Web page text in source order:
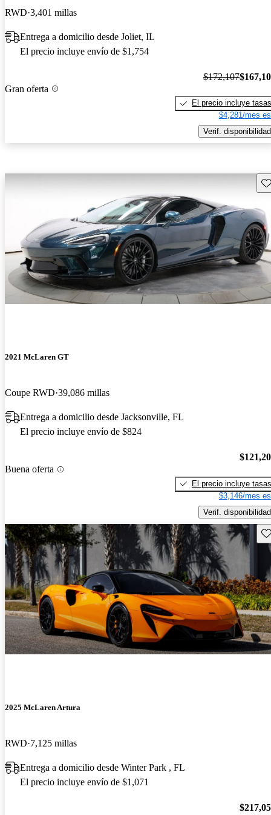
RWD 3,401 millas
Entrega a domicilio desde Joliet, IL
El precio incluye envío de $1,754
Gran oferta
$172,107
El precio incluye tasas
$4,281/mes
Verif. disponibilidad
2021 McLaren GT
Coupe RWD 39,086 millas
Entrega a domicilio desde Jacksonville, FL
El precio incluye envío de $824
Buena oferta
El precio incluye tasas
$3,146/mes
Verif. disponibilidad
2025 McLaren Artura
RWD 7,125 millas
Entrega a domicilio desde Winter Park , FL
El precio incluye envío de $1,071